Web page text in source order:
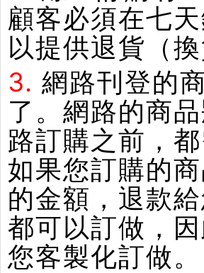
顧客必須在七
以提供退貨（
3. 網路刊登的
了。網路的商
路訂購之前，
如果您訂購的
的金額，退款
都可以訂做，
您客製化訂做。